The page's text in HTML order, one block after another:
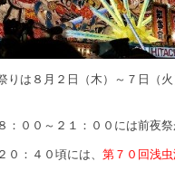
りは８月２日（木）～７日（
：００～２１：００には前夜祭
：４０頃には、 第７０回浅